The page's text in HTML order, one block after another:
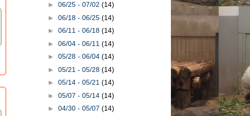
► 06/25 - 07/02 (14)
► 06/18 - 06/25 (14)
► 06/11 - 06/18 (14)
► 06/04 - 06/11 (14)
► 05/28 - 06/04 (14)
► 05/21 - 05/28 (14)
► 05/14 - 05/21 (14)
► 05/07 - 05/14 (14)
► 04/30 - 05/07 (14)